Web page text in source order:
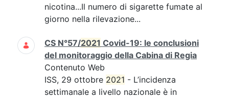
nicotina...Il numero di sigarette fumate al
giorno nella rilevazione...
CS N°57/2021 Covid-19: le conclusioni
del monitoraggio della Cabina di Regia
Contenuto Web
ISS, 29 ottobre 2021 - L’incidenza
settimanale a livello nazionale è in